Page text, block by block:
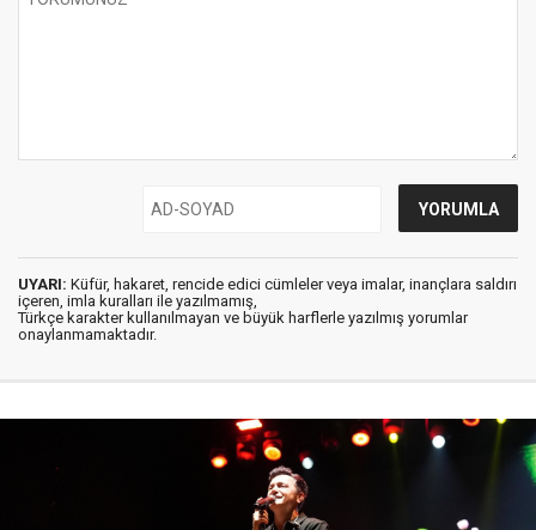
UYARI: Küfür, hakaret, rencide edici cümleler veya imalar, inançlara saldırı
içeren, imla kuralları ile yazılmamış,
Türkçe karakter kullanılmayan ve büyük harflerle yazılmış yorumlar
onaylanmamaktadır.